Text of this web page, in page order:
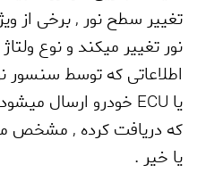
تغییر سطح نور,برخی از
نور تغییر میکند و نوع
اطلاعاتی که توسط سنسور
یا ECU خودرو ارسال میشود
که دریافت کرده ,مشخص
یا خیر .